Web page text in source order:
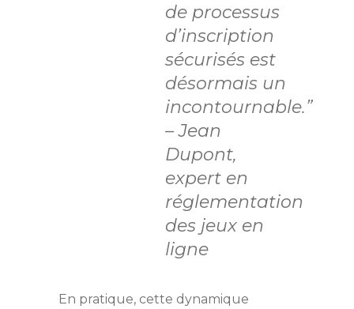
de processus
d’inscription
sécurisés est
désormais un
incontournable.”
–Jean
Dupont,
expert en
réglementation
des jeux en
ligne
En pratique, cette dynamique